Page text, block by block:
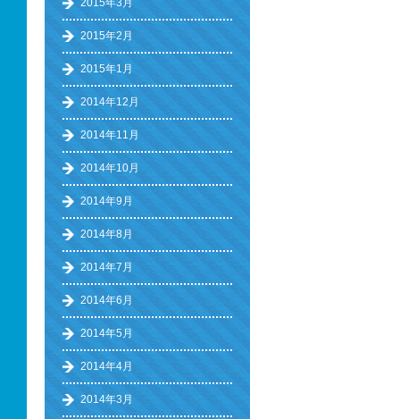
2015年3月
2015年2月
2015年1月
2014年12月
2014年11月
2014年10月
2014年9月
2014年8月
2014年7月
2014年6月
2014年5月
2014年4月
2014年3月